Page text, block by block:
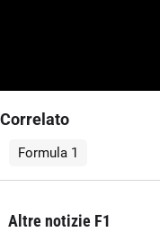
Correlato
Formula 1
Altre notizie F1